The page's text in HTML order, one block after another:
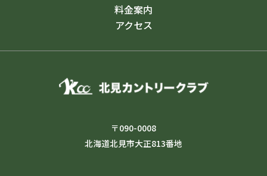
料金案内
アクセス
〒090-0008
北海道北見市大正813番地